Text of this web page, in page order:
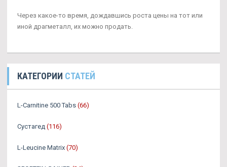
Через какое-то время, дождавшись роста цены на тот или
иной драгметалл, их можно продать.
КАТЕГОРИИ СТАТЕЙ
L-Carnitine 500 Tabs (66)
Сустагед (116)
L-Leucine Matrix (70)